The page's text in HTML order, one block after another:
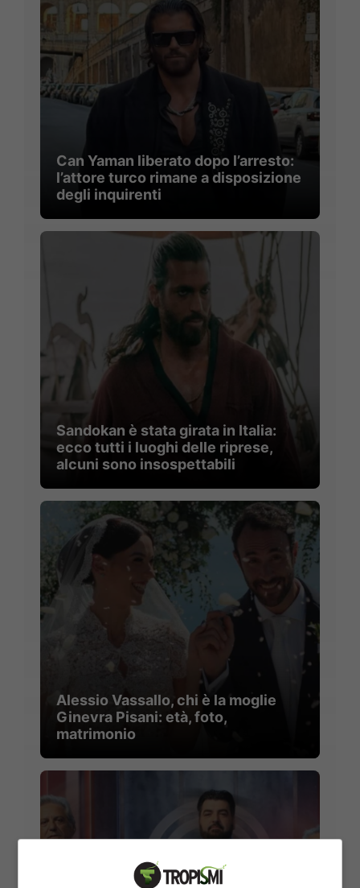
Can Yaman liberato dopo l’arresto:
l’attore turco rimane a disposizione
degli inquirenti
Sandokan è stata girata in Italia:
ecco tutti i luoghi delle riprese,
alcuni sono insospettabili
Alessio Vassallo, chi è la moglie
Ginevra Pisani: età, foto,
matrimonio